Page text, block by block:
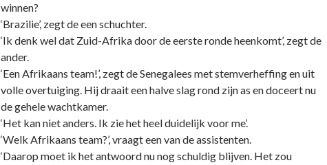
winnen?
‘Brazilie’, zegt de een schuchter.
‘Ik denk wel dat Zuid-Afrika door de eerste ronde heenkomt’, zegt de
ander.
‘Een Afrikaans team!’, zegt de Senegalees met stemverheffing en uit
volle overtuiging. Hij draait een halve slag rond zijn as en doceert nu
de gehele wachtkamer.
‘Het kan niet anders. Ik zie het heel duidelijk voor me’.
‘Welk Afrikaans team?’, vraagt een van de assistenten.
‘Daarop moet ik het antwoord nu nog schuldig blijven. Het zou